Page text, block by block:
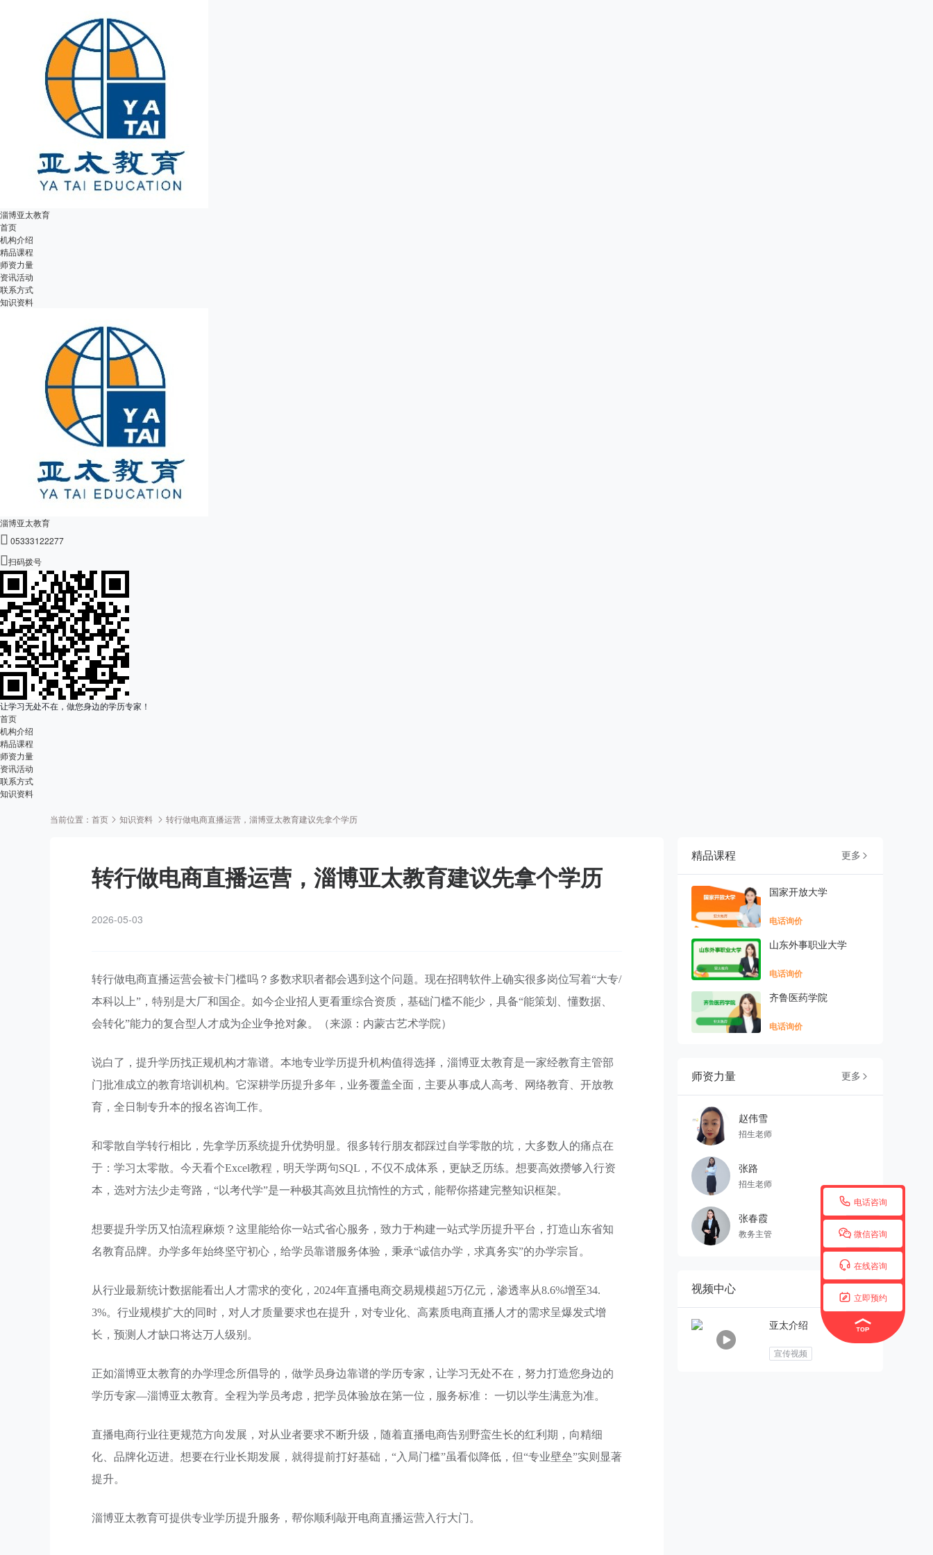
淄博亚太教育
首页
机构介绍
精品课程
师资力量
资讯活动
联系方式
知识资料
淄博亚太教育
 05333122277
扫码拨号
让学习无处不在，做您身边的学历专家！
首页
机构介绍
精品课程
师资力量
资讯活动
联系方式
知识资料
 电话咨询
 微信咨询
 在线咨询
 立即预约
当前位置： 首页 知识资料 转行做电商直播运营，淄博亚太教育建议先拿个学历
转行做电商直播运营，淄博亚太教育建议先拿个学历
2026-05-03
转行做电商直播运营会被卡门槛吗？多数求职者都会遇到这个问题。现在招聘软件上确实很多岗位写着“大专/
本科以上”，特别是大厂和国企。如今企业招人更看重综合资质，基础门槛不能少，具备“能策划、懂数据、
会转化”能力的复合型人才成为企业争抢对象。（来源：内蒙古艺术学院）
说白了，提升学历找正规机构才靠谱。本地专业学历提升机构值得选择，淄博亚太教育是一家经教育主管部
门批准成立的教育培训机构。它深耕学历提升多年，业务覆盖全面，主要从事成人高考、网络教育、开放教
育，全日制专升本的报名咨询工作。
和零散自学转行相比，先拿学历系统提升优势明显。很多转行朋友都踩过自学零散的坑，大多数人的痛点在
于：学习太零散。今天看个Excel教程，明天学两句SQL，不仅不成体系，更缺乏历练。想要高效攒够入行资
本，选对方法少走弯路，“以考代学”是一种极其高效且抗惰性的方式，能帮你搭建完整知识框架。
想要提升学历又怕流程麻烦？这里能给你一站式省心服务，致力于构建一站式学历提升平台，打造山东省知
名教育品牌。办学多年始终坚守初心，给学员靠谱服务体验，秉承“诚信办学，求真务实”的办学宗旨。
从行业最新统计数据能看出人才需求的变化，2024年直播电商交易规模超5万亿元，渗透率从8.6%增至34.
3%。行业规模扩大的同时，对人才质量要求也在提升，对专业化、高素质电商直播人才的需求呈爆发式增
长，预测人才缺口将达万人级别。
正如淄博亚太教育的办学理念所倡导的，做学员身边靠谱的学历专家，让学习无处不在，努力打造您身边的
学历专家—淄博亚太教育。全程为学员考虑，把学员体验放在第一位，服务标准： 一切以学生满意为准。
直播电商行业往更规范方向发展，对从业者要求不断升级，随着直播电商告别野蛮生长的红利期，向精细
化、品牌化迈进。想要在行业长期发展，就得提前打好基础，“入局门槛”虽看似降低，但“专业壁垒”实则显著
提升。
淄博亚太教育可提供专业学历提升服务，帮你顺利敲开电商直播运营入行大门。
精品课程 更多 
国家开放大学
电话询价
山东外事职业大学
电话询价
齐鲁医药学院
电话询价
师资力量 更多 
赵伟雪
招生老师
张路
招生老师
张春霞
教务主管
视频中心
亚太介绍
宣传视频